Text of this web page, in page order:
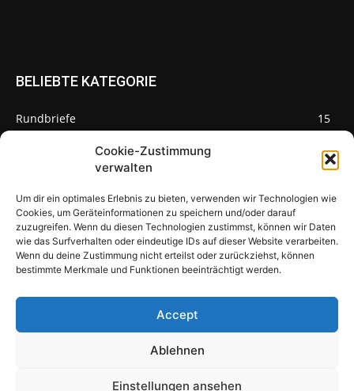
Cookie-Zustimmung
verwalten
Um dir ein optimales Erlebnis zu bieten, verwenden wir Technologien wie
Cookies, um Geräteinformationen zu speichern und/oder darauf
zuzugreifen. Wenn du diesen Technologien zustimmst, können wir Daten
wie das Surfverhalten oder eindeutige IDs auf dieser Website verarbeiten.
Wenn du deine Zustimmung nicht erteilst oder zurückziehst, können
bestimmte Merkmale und Funktionen beeinträchtigt werden.
Accept
Ablehnen
Einstellungen ansehen
BELIEBTE KATEGORIE
Rundbriefe
15
Pilzseite
Seltene Pilze aus Mainfranken und
Deutschland
© Newspaper WordPress Theme by TagDiv